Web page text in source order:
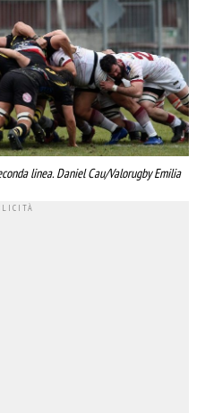
linea. Daniel Cau/Valorugby Emilia